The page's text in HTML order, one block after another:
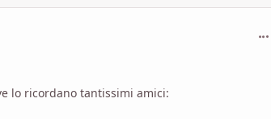
lo ricordano tantissimi amici: